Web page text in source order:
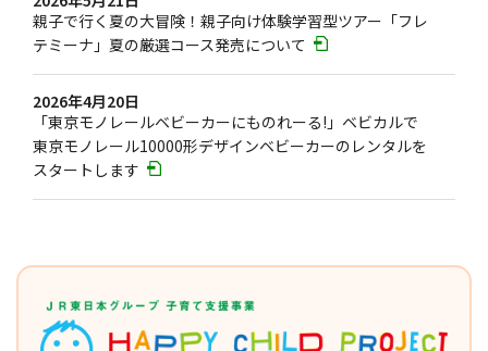
親子で行く夏の大冒険！親子向け体験学習型ツアー「フレ
テミーナ」夏の厳選コース発売について
2026年4月20日
「東京モノレールベビーカーにものれーる!」ベビカルで
東京モノレール10000形デザインベビーカーのレンタルを
スタートします